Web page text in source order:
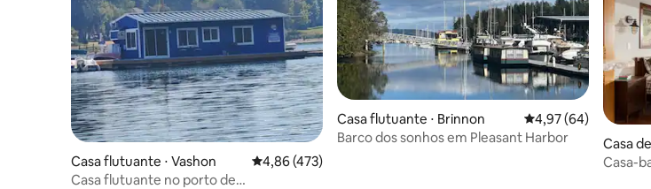
Casa flutuante ⋅ Vashon 4,86 de uma avaliação média de 5, 473 avaliações
4,86 (473)
Casa flutuante no porto de
Casa flutuante ⋅ Brinnon 4,97 de uma
4,97 (64)
Barco dos sonhos em Pleasant Harbor
Casa
bor
Casa-